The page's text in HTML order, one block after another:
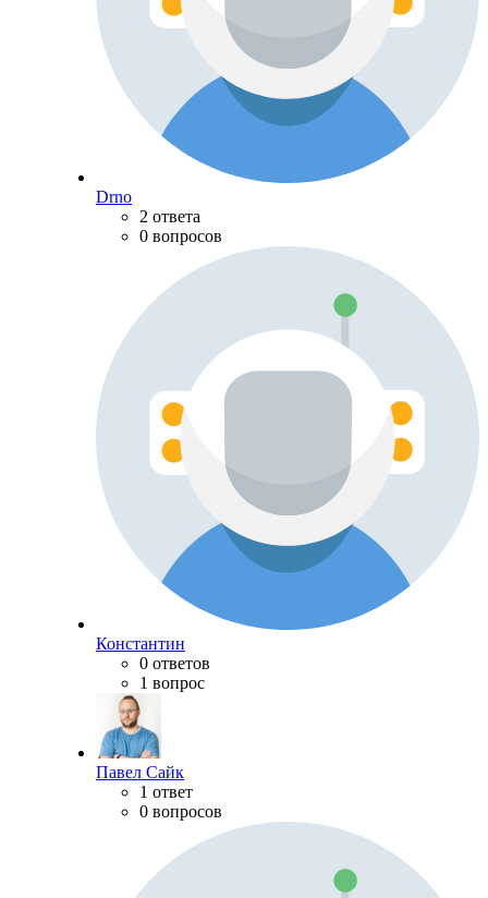
Drno
2 ответа
0 вопросов
Константин
0 ответов
1 вопрос
Павел Сайк
1 ответ
0 вопросов